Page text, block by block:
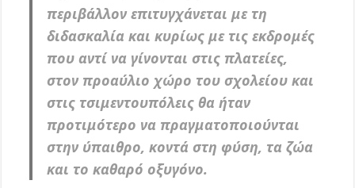
περιβάλλον επιτυγχάνεται με τη
διδασκαλία και κυρίως με τις εκδρομές
που αντί να γίνονται στις πλατείες,
στον προαύλιο χώρο του σχολείου και
στις τσιμεντουπόλεις θα ήταν
προτιμότερο να πραγματοποιούνται
στην ύπαιθρο, κοντά στη φύση, τα ζώα
και το καθαρό οξυγόνο.